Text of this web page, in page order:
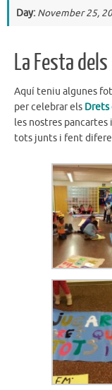
Day: November 25,
La Festa
Aquí teniu algunes
per celebrar els Drets
les nostres
tots junts i fent